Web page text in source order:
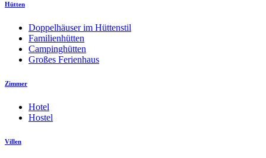
Hütten
Doppelhäuser im Hüttenstil
Familienhütten
Campinghütten
Großes Ferienhaus
Zimmer
Hotel
Hostel
Villen